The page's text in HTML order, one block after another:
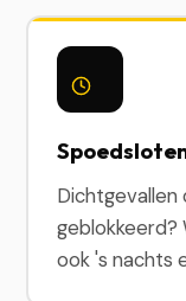
Dichtgevallen
geblokkeerd?
ook 's nachts